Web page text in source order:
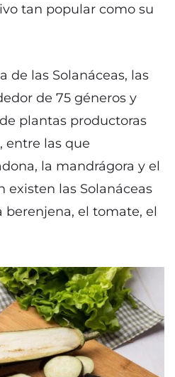
tan popular como su
de las Solanáceas, las
de 75 géneros y
plantas productoras
entre las que
la mandrágora y el
existen las Solanáceas
berenjena, el tomate, el